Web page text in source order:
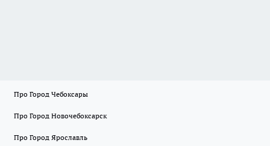
Про Город Чебоксары
Про Город Новочебоксарск
Про Город Ярославль